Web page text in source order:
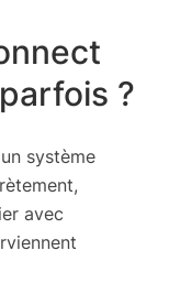
?
système
avec